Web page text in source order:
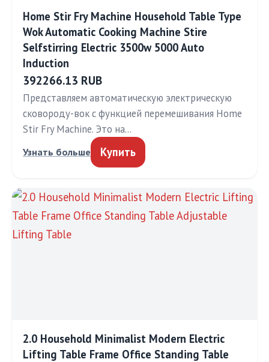
Home Stir Fry Machine Household Table Type
Wok Automatic Cooking Machine Stire
Selfstirring Electric 3500w 5000 Auto
Induction
392266.13 RUB
Представляем автоматическую электрическую
сковороду-вок с функцией перемешивания Home
Stir Fry Machine. Это на…
Узнать больше Купить
2.0 Household Minimalist Modern Electric
Lifting Table Frame Office Standing Table